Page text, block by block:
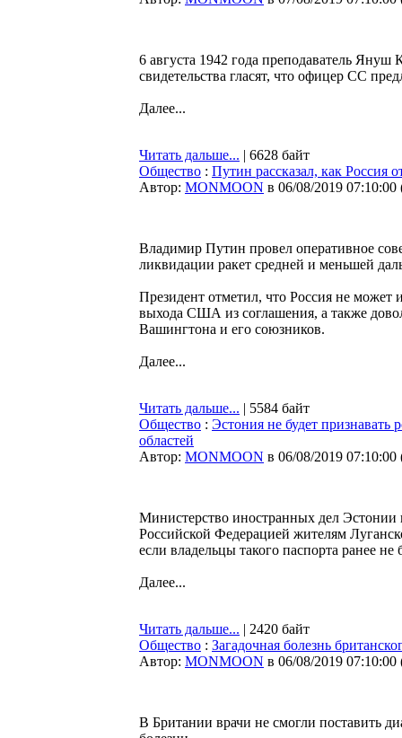
6 августа 1942 года преподаватель Януш
свидетельства гласят, что офицер СС
Далее...
Читать дальше... | 6628 байт
Общество : Путин рассказал, как
Автор: MONMOON в 06/08/2019 07:10:00
Владимир Путин провел оперативное
ликвидации ракет средней и меньшей
Президент отметил, что Россия не
выхода США из соглашения, а также
Вашингтона и его союзников.
Далее...
Читать дальше... | 5584 байт
Общество : Эстония не будет
областей
Автор: MONMOON в 06/08/2019 07:10:00
Министерство иностранных дел Эстонии
Российской Федерацией жителям
если владельцы такого паспорта ранее
Далее...
Читать дальше... | 2420 байт
Общество : Загадочная болезнь
Автор: MONMOON в 06/08/2019 07:10:00
В Британии врачи не смогли поставить